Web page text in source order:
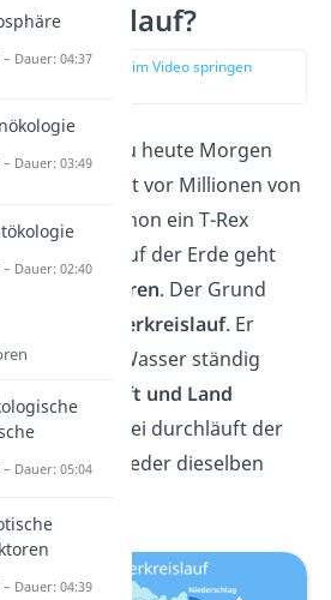
zur Stelle im Video springen
Wasser, das du heute Morgen
hast, hat vor Millionen von
vielleicht schon ein T-Rex
Denn auf der Erde geht
Tropfen verloren. Der Grund
ist der
Wasserkreislauf. Er
dafür, dass Wasser ständig
Meer, Luft und Land
ist. Dabei durchläuft der
immer wieder dieselben
Dauer: 04:37
Dauer: 03:49
Dauer: 02:40
– Dauer: 05:04
– Dauer: 04:39